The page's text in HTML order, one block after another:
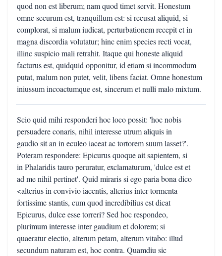
quod non est liberum; nam quod timet servit. Honestum
omne securum est, tranquillum est: si recusat aliquid, si
complorat, si malum iudicat, perturbationem recepit et in
magna discordia volutatur; hinc enim species recti vocat,
illinc suspicio mali retrahit. Itaque qui honeste aliquid
facturus est, quidquid opponitur, id etiam si incommodum
putat, malum non putet, velit, libens faciat. Omne honestum
iniussum incoactumque est, sincerum et nulli malo mixtum.
Scio quid mihi responderi hoc loco possit: 'hoc nobis
persuadere conaris, nihil interesse utrum aliquis in
gaudio sit an in eculeo iaceat ac tortorem suum lasset?'.
Poteram respondere: Epicurus quoque ait sapientem, si
in Phalaridis tauro peruratur, exclamaturum, 'dulce est et
ad me nihil pertinet'. Quid miraris si ego paria bona dico
<alterius in convivio iacentis, alterius inter tormenta
fortissime stantis, cum quod incredibilius est dicat
Epicurus, dulce esse torreri? Sed hoc respondeo,
plurimum interesse inter gaudium et dolorem; si
quaeratur electio, alterum petam, alterum vitabo: illud
secundum naturam est, hoc contra. Quamdiu sic